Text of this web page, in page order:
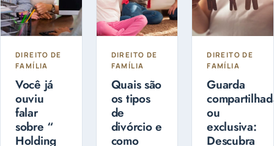
DIREITO DE
FAMÍLIA
Você já
ouviu
falar
sobre “
Holding
DIREITO DE
FAMÍLIA
Quais são
os tipos
de
divórcio e
como
DIREITO DE
FAMÍLIA
Guarda
ou
exclusiva:
Descubra